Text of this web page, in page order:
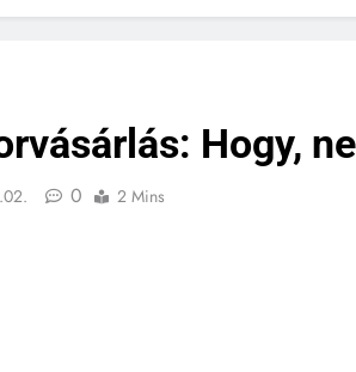
Hogy,
0 2 Mins